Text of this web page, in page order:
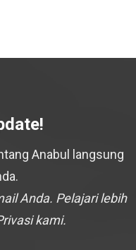
Anabul langsung
Anda. Pelajari lebih
kami.